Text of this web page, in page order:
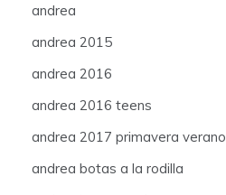
andrea
andrea 2015
andrea 2016
andrea 2016 teens
andrea 2017 primavera verano
andrea botas a la rodilla